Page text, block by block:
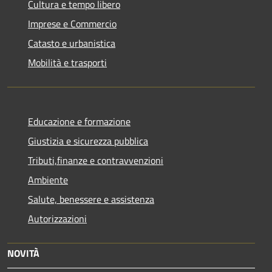
Cultura e tempo libero
Imprese e Commercio
Catasto e urbanistica
Mobilità e trasporti
Educazione e formazione
Giustizia e sicurezza pubblica
Tributi,finanze e contravvenzioni
Ambiente
Salute, benessere e assistenza
Autorizzazioni
NOVITÀ